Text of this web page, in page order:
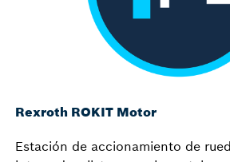
Rexroth ROKIT Motor
Estación de accionamiento de